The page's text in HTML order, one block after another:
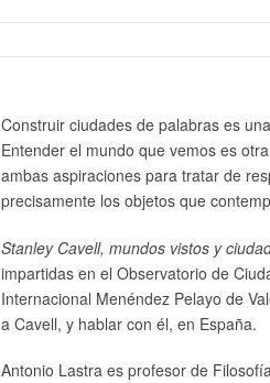
Construir ciudades de palabras es
Entender el mundo que vemos es
ambas aspiraciones para tratar de
precisamente los objetos que
Stanley Cavell, mundos vistos y
impartidas en el Observatorio de
Internacional Menéndez Pelayo de
a Cavell, y hablar con él, en España.
Antonio Lastra es profesor de